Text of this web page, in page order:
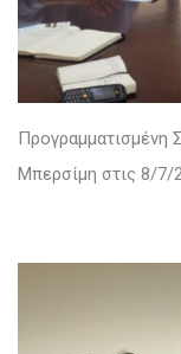
Προγραμματισμένη
Μπερσίμη στις 8/7/